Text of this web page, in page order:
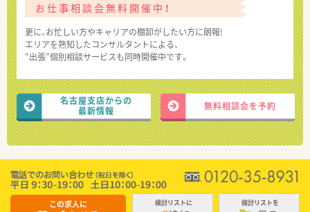
お仕事相談会無料開催中！
更に、お忙しい方やキャリアの棚卸がしたい方に朗報!
エリアを熟知したコンサルタントによる、
“出張”個別相談サービスも同時開催中です。
名古屋支店からの
最新情報
無料相談会を予約
この求人に 検討リストに 検討リストを